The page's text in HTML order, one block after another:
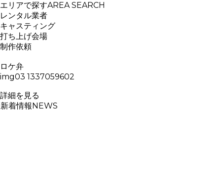
エリアで探すAREA SEARCH
レンタル業者
キャスティング
打ち上げ会場
制作依頼
ロケ弁
img03 1337059602
詳細を見る
新着情報NEWS